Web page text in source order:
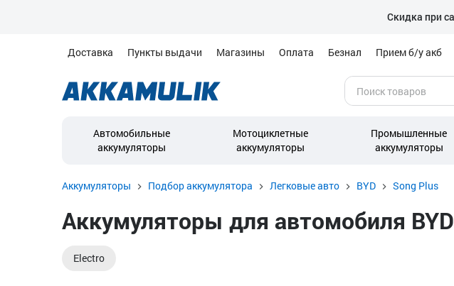
Скидка при
Доставка Пункты выдачи Магазины Оплата Безнал Прием б/у акб
Автомобильные
аккумуляторы
Мотоциклетные
аккумуляторы
Промышленные
аккумуляторы
Аккумуляторы Подбор аккумулятора Легковые авто BYD Song Plus
Аккумуляторы для автомобиля
Electro